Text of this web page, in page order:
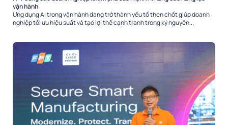
vận hành
Ứng dụng AI trong vận hành đang trở thành yếu tố then chốt giúp doanh
nghiệp tối ưu hiệu suất và tạo lợi thế cạnh tranh trong kỷ nguyên...